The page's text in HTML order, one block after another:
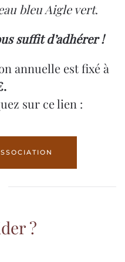
bleu Aigle vert.
suffit d’adhérer !
annuelle est fixé à
sur ce lien :
?